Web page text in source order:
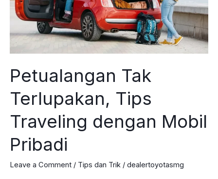
Petualangan Tak
Terlupakan, Tips
Traveling dengan Mobil
Pribadi
Leave a Comment / Tips dan Trik / dealertoyotasmg